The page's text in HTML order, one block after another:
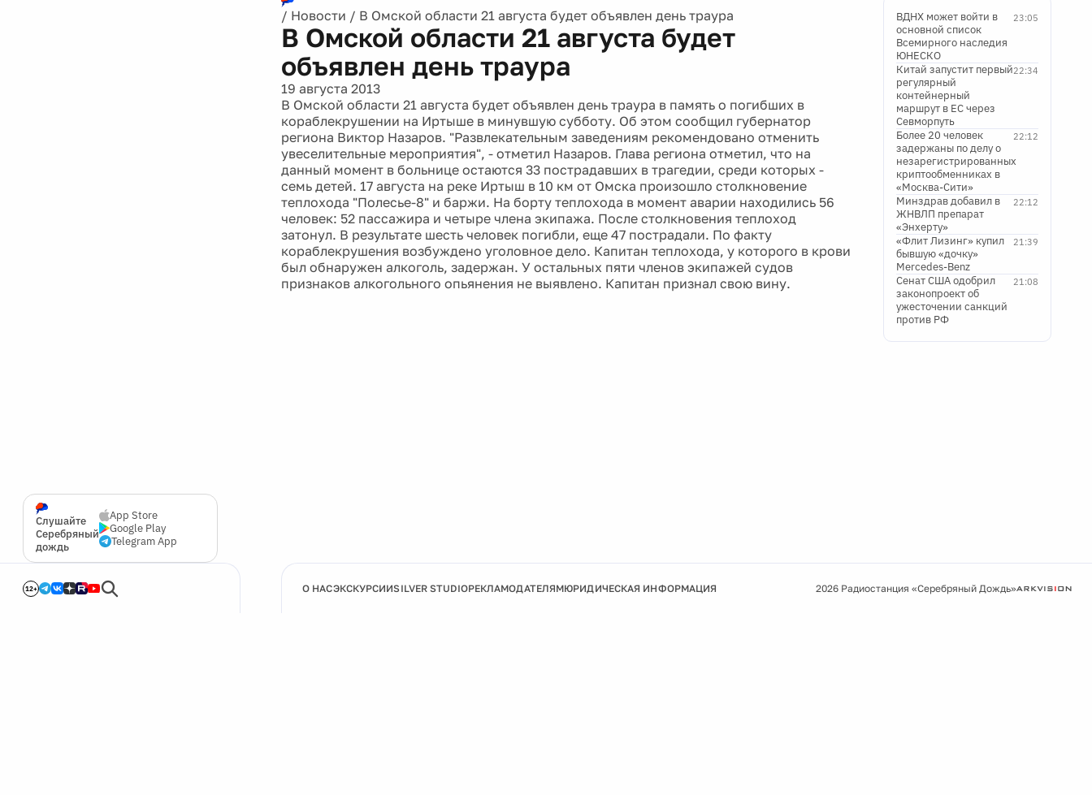
Слушайте
Серебряный
дождь
App Store
Google Play
Telegram App
12+
/ Новости / В Омской области 21 августа будет объявлен день траура
В Омской области 21 августа будет
объявлен день траура
19 августа 2013
В Омской области 21 августа будет объявлен день траура в память о погибших в
кораблекрушении на Иртыше в минувшую субботу. Об этом сообщил губернатор
региона Виктор Назаров. "Развлекательным заведениям рекомендовано отменить
увеселительные мероприятия", - отметил Назаров. Глава региона отметил, что на
данный момент в больнице остаются 33 пострадавших в трагедии, среди которых -
семь детей. 17 августа на реке Иртыш в 10 км от Омска произошло столкновение
теплохода "Полесье-8" и баржи. На борту теплохода в момент аварии находились 56
человек: 52 пассажира и четыре члена экипажа. После столкновения теплоход
затонул. В результате шесть человек погибли, еще 47 пострадали. По факту
кораблекрушения возбуждено уголовное дело. Капитан теплохода, у которого в крови
был обнаружен алкоголь, задержан. У остальных пяти членов экипажей судов
признаков алкогольного опьянения не выявлено. Капитан признал свою вину.
23:05
ВДНХ может войти в
основной список
Всемирного наследия
ЮНЕСКО
22:34
Китай запустит первый
регулярный
контейнерный
маршрут в ЕС через
Севморпуть
22:12
Более 20 человек
задержаны по делу о
незарегистрированных
криптообменниках в
«Москва-Сити»
22:12
Минздрав добавил в
ЖНВЛП препарат
«Энхерту»
21:39
«Флит Лизинг» купил
бывшую «дочку»
Mercedes-Benz
21:08
Сенат США одобрил
законопроект об
ужесточении санкций
против РФ
О НАСЭКСКУРСИИSILVER STUDIOРЕКЛАМОДАТЕЛЯМЮРИДИЧЕСКАЯ ИНФОРМАЦИЯ 2026 Радиостанция «Серебряный Дождь»